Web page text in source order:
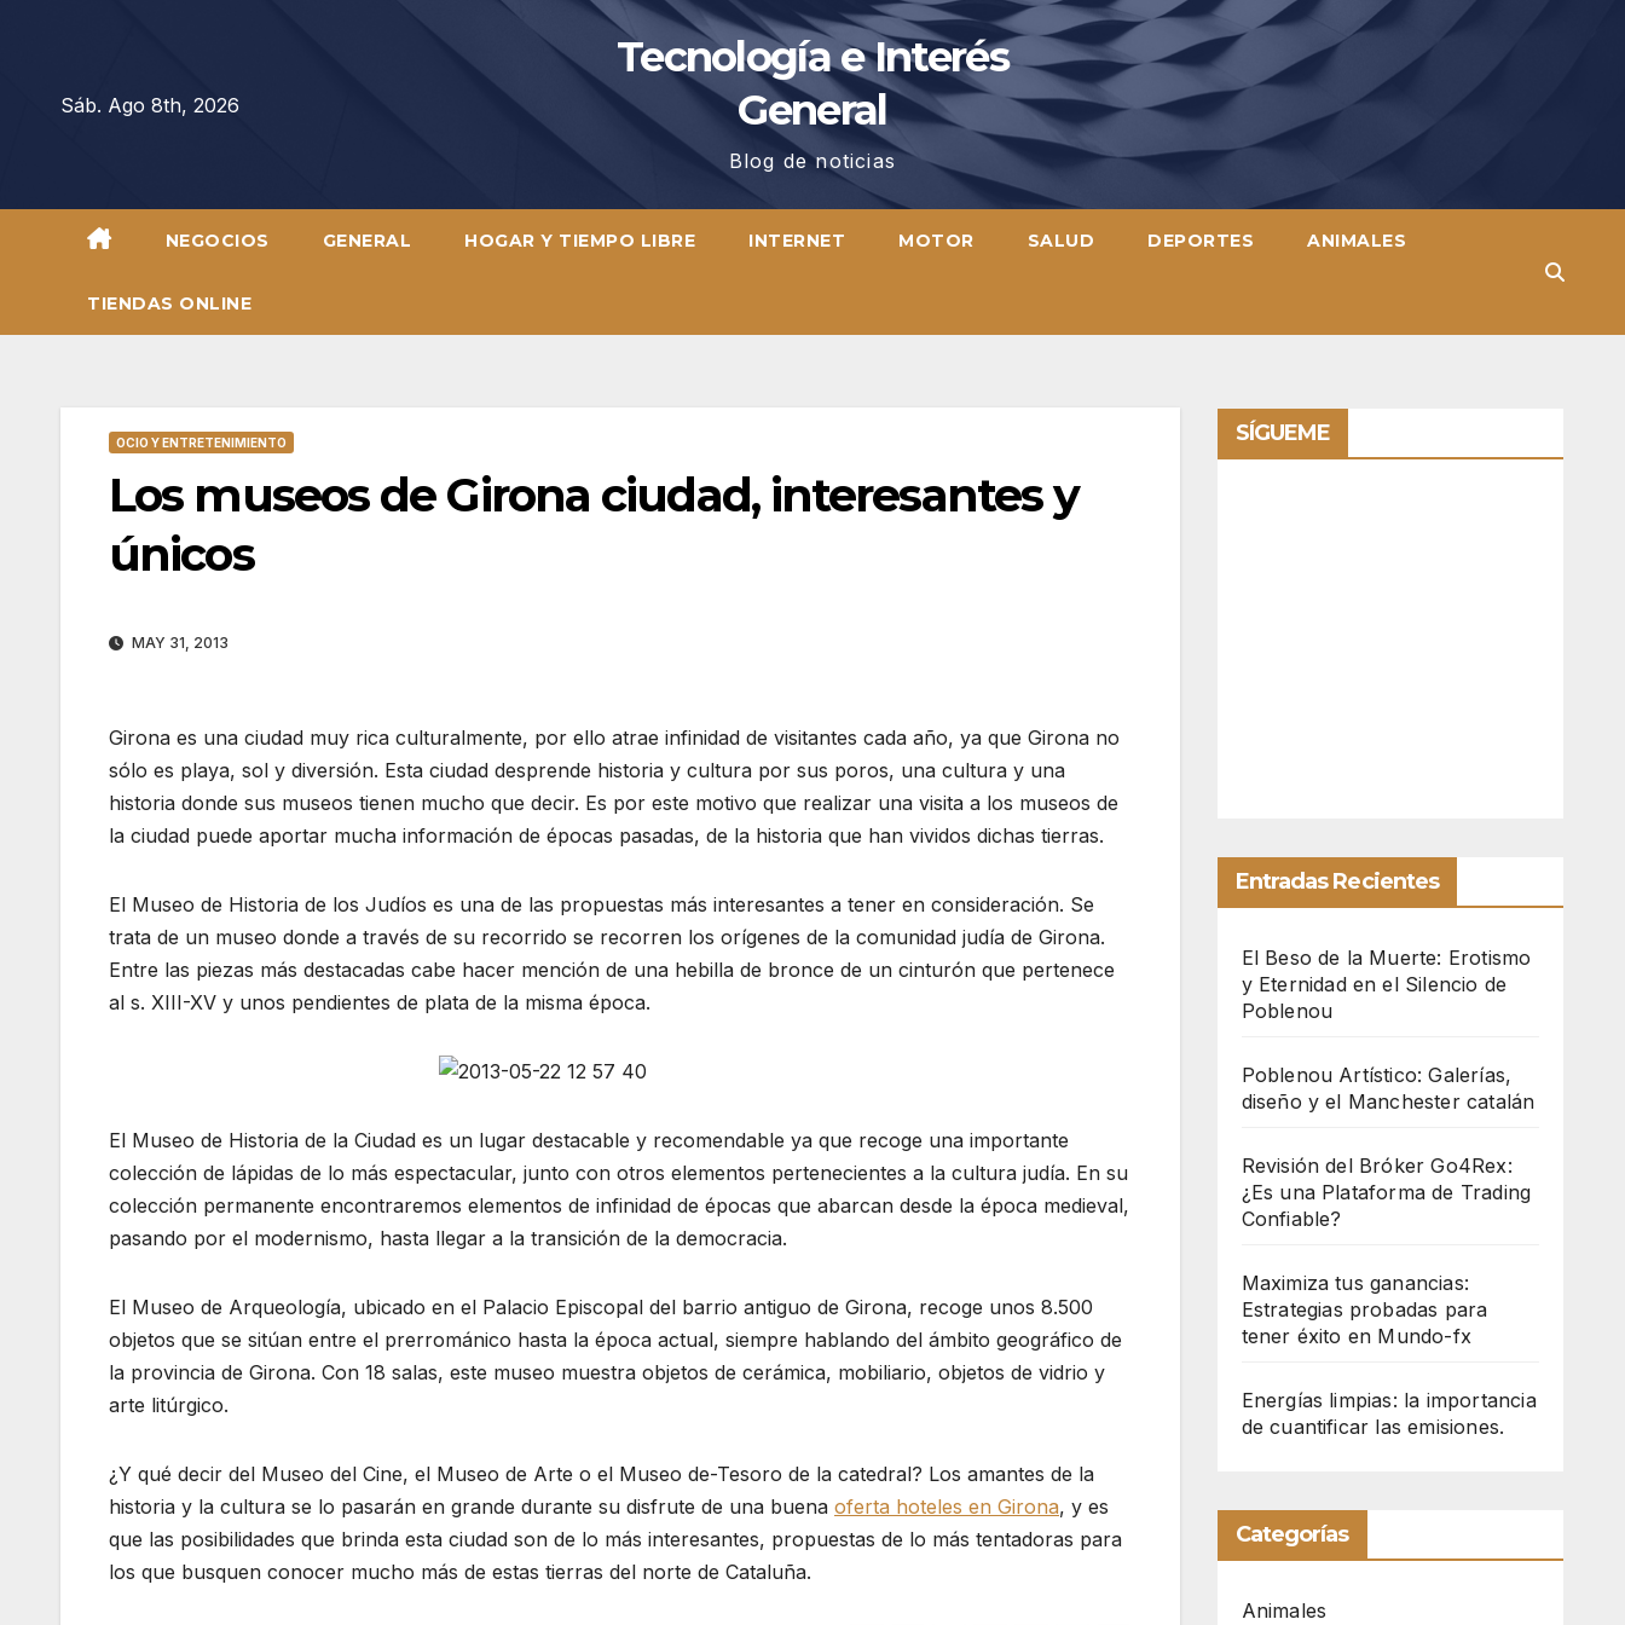
Sáb. Ago 8th, 2026
Tecnología e Interés
General
Blog de noticias
NEGOCIOS GENERAL HOGAR Y TIEMPO LIBRE INTERNET MOTOR SALUD DEPORTES ANIMALES
TIENDAS ONLINE
OCIO Y ENTRETENIMIENTO
Los museos de Girona ciudad, interesantes y
únicos
MAY 31, 2013
Girona es una ciudad muy rica culturalmente, por ello atrae infinidad de visitantes cada año, ya que Girona no
sólo es playa, sol y diversión. Esta ciudad desprende historia y cultura por sus poros, una cultura y una
historia donde sus museos tienen mucho que decir. Es por este motivo que realizar una visita a los museos de
la ciudad puede aportar mucha información de épocas pasadas, de la historia que han vividos dichas tierras.
El Museo de Historia de los Judíos es una de las propuestas más interesantes a tener en consideración. Se
trata de un museo donde a través de su recorrido se recorren los orígenes de la comunidad judía de Girona.
Entre las piezas más destacadas cabe hacer mención de una hebilla de bronce de un cinturón que pertenece
al s. XIII-XV y unos pendientes de plata de la misma época.
El Museo de Historia de la Ciudad es un lugar destacable y recomendable ya que recoge una importante
colección de lápidas de lo más espectacular, junto con otros elementos pertenecientes a la cultura judía. En su
colección permanente encontraremos elementos de infinidad de épocas que abarcan desde la época medieval,
pasando por el modernismo, hasta llegar a la transición de la democracia.
El Museo de Arqueología, ubicado en el Palacio Episcopal del barrio antiguo de Girona, recoge unos 8.500
objetos que se sitúan entre el prerrománico hasta la época actual, siempre hablando del ámbito geográfico de
la provincia de Girona. Con 18 salas, este museo muestra objetos de cerámica, mobiliario, objetos de vidrio y
arte litúrgico.
¿Y qué decir del Museo del Cine, el Museo de Arte o el Museo de-Tesoro de la catedral? Los amantes de la
historia y la cultura se lo pasarán en grande durante su disfrute de una buena oferta hoteles en Girona, y es
que las posibilidades que brinda esta ciudad son de lo más interesantes, propuestas de lo más tentadoras para
los que busquen conocer mucho más de estas tierras del norte de Cataluña.
SÍGUEME
Entradas Recientes
El Beso de la Muerte: Erotismo
y Eternidad en el Silencio de
Poblenou
Poblenou Artístico: Galerías,
diseño y el Manchester catalán
Revisión del Bróker Go4Rex:
¿Es una Plataforma de Trading
Confiable?
Maximiza tus ganancias:
Estrategias probadas para
tener éxito en Mundo-fx
Energías limpias: la importancia
de cuantificar las emisiones.
Categorías
Animales